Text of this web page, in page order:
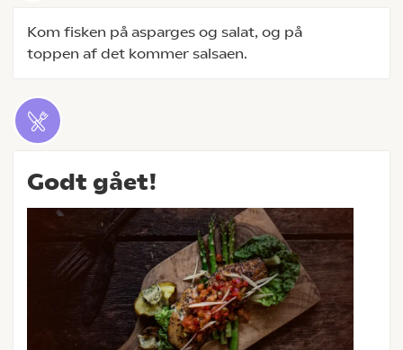
Kom fisken på asparges og salat, og på
toppen af det kommer salsaen.
Godt gået!